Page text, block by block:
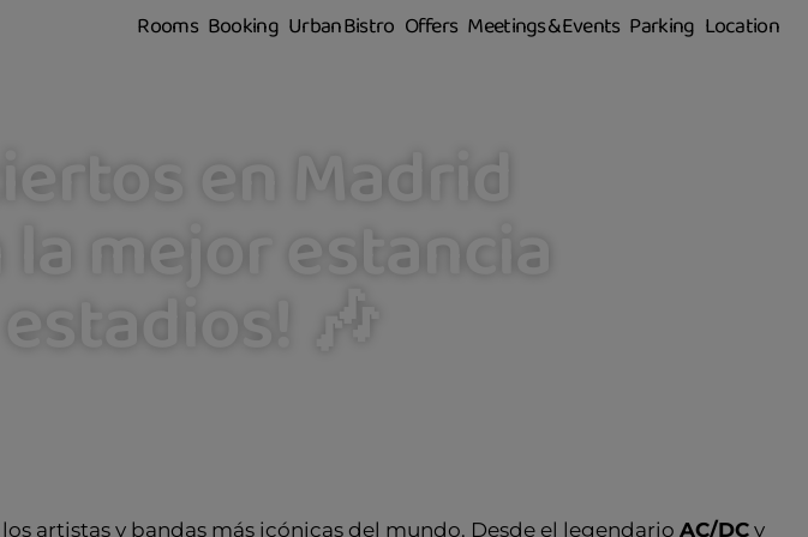
Rooms Booking Urban Bistro Offers Meetings & Events Parking Location
en Madrid
la mejor estancia
🎶
artistas y bandas más icónicas del mundo. Desde el legendario AC/DC y